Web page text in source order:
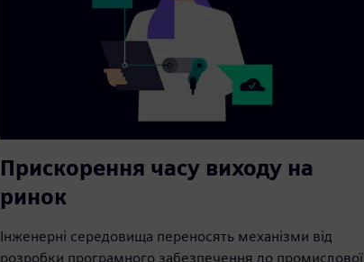
Прискорення часу виходу на
ринок
Інженерні середовища переносять механізми від
розробки програмного забезпечення до промислової